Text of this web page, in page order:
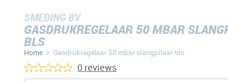
SMEDING BV
GASDRUKREGELAAR 50 MBAR
BLS
Home Gasdrukregelaar 50 mbar slangpilaar bls
0 reviews